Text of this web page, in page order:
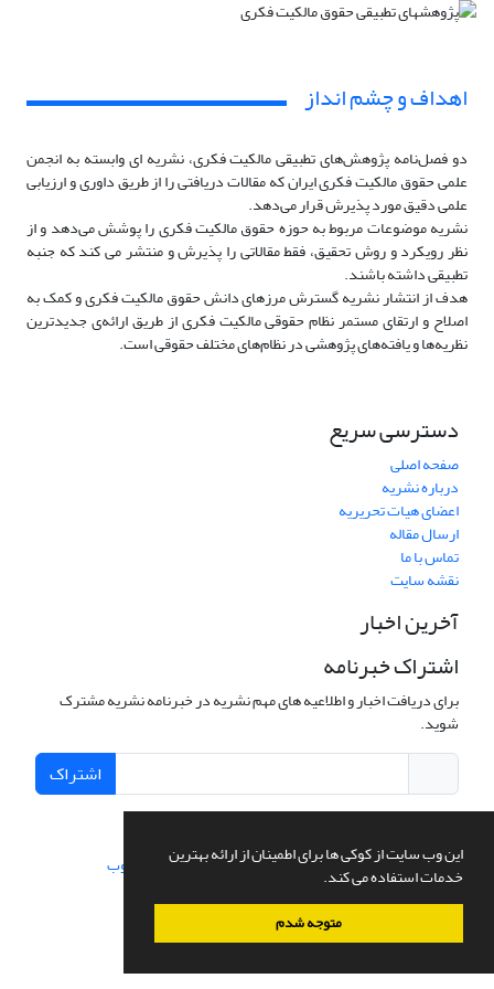
این وب سایت از کوکی ها برای اطمینان از ارائه بهترین
خدمات استفاده می کند.
متوجه شدم
اهداف و چشم انداز
دو فصل‌نامه پژوهش‌های تطبیقی مالکیت فکری، نشریه ای وابسته به انجمن
علمی حقوق مالکیت فکری ایران که مقالات دریافتی را از طریق داوری و ارزیابی
علمی دقیق مورد پذیرش قرار می‌دهد.
نشریه موضوعات مربوط به حوزه حقوق مالکیت فکری را پوشش می‌دهد و از
نظر رویکرد و روش تحقیق، فقط مقالاتی را پذیرش و منتشر می کند که جنبه
تطبیقی داشته باشند.
هدف از انتشار نشریه گسترش مرزهای دانش حقوق مالکیت فکری و کمک به
اصلاح و ارتقای مستمر نظام حقوقی مالکیت فکری از طریق ارائه‌ی جدیدترین
نظریه‌ها و یافته‌های پژوهشی در نظام‌های مختلف حقوقی است.
دسترسی سریع
صفحه اصلی
درباره نشریه
اعضای هیات تحریریه
ارسال مقاله
تماس با ما
نقشه سایت
آخرین اخبار
اشتراک خبرنامه
برای دریافت اخبار و اطلاعیه های مهم نشریه در خبرنامه نشریه مشترک
شوید.
اشتراک
سامانه مدیریت نشریات علمی.طراحی و پیاده سازی از سیناوب